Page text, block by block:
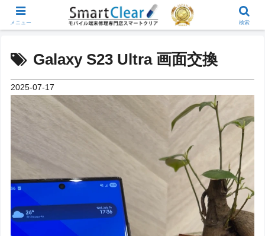
Galaxy S23 Ultra 画面交換
2025-07-17
メニュー 検索